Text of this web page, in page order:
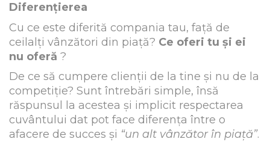
Diferențierea
Cu ce este diferită compania tau, față de
ceilalți vânzători din piață? Ce oferi tu și ei
nu oferă ?
De ce să cumpere clienții de la tine și nu de la
competiție? Sunt întrebări simple, însă
răspunsul la acestea și implicit respectarea
cuvântului dat pot face diferența între o
afacere de succes și “un alt vânzător în piață”.